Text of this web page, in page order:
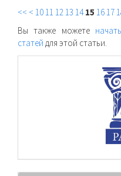
<< < 10 11 12 13 14 15 16 17
Вы также можете
статей для этой статьи.